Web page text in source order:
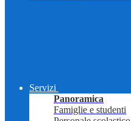
Servizi
Panoramica
Famiglie e studenti